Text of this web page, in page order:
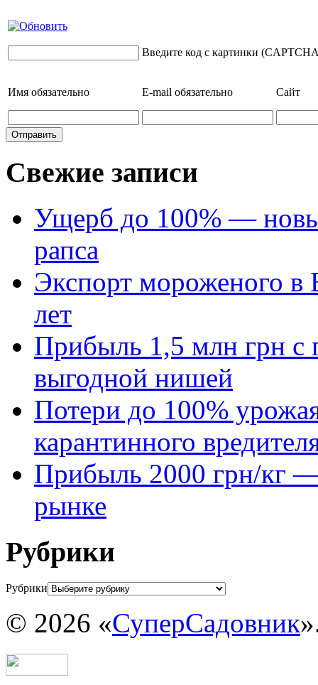
Введите код с картинки
Имя обязательно E-mail обязательно Сайт
Свежие записи
Ущерб до 100% —
рапса
Экспорт мороженого в
лет
Прибыль 1,5 млн грн с
выгодной нишей
Потери до 100%
карантинного
Прибыль 2000 грн/кг —
рынке
Рубрики
Рубрики
© 2026 «СуперСадовник